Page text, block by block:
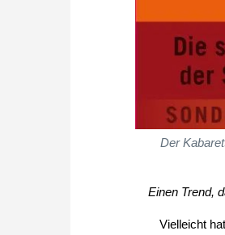
Der
Einen Trend,
Vielleicht